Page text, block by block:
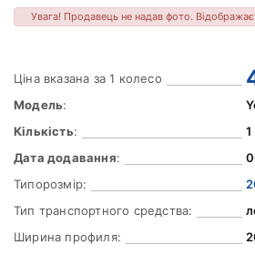
Увага! Продавець не надав фото.
Ціна вказана за 1 колесо
Модель:
Кількість:
1
Дата додавання:
Типорозмір:
Тип транспортного средства:
Ширина профиля: